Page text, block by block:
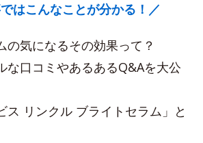
はこんなことが分かる！／
の気になるその効果って？
な口コミやあるあるQ&Aを大公
ス リンクル ブライトセラム」と